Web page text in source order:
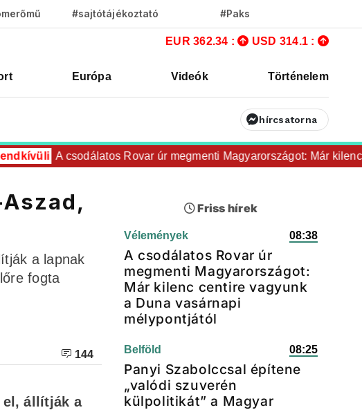
#sajtótájékoztató #Paks
EUR 362.34 : USD 314.1 :
Európa Videók Történelem
hírcsatorna
A csodálatos Rovar úr megmenti Magyarországot: Már kilenc
a lapnak
fogta
144
el, állítják a
Friss hírek
Vélemények 08:38
A csodálatos Rovar úr
megmenti Magyarországot:
Már kilenc centire vagyunk
a Duna vasárnapi
mélypontjától
Belföld 08:25
Panyi Szabolccsal építene
„valódi szuverén
külpolitikát” a Magyar